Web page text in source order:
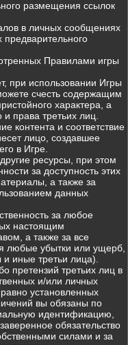
размещения ссылок
в личных сообщениях
Правилами игры
при использовании Игры
счесть содержащим
характера, а
права третьих лиц.
контента и соответствие
лицо, создавшее
в Игре.
ресурсы, при этом
за доступность этих
а также за
данных
за любое
настоящим
а также за все
любые убытки или ущерб,
иные третьи лица).
претензий третьих лиц в
и/или личных
установленных
вы обязаны по
идентификацию,
обязательство
силами и за